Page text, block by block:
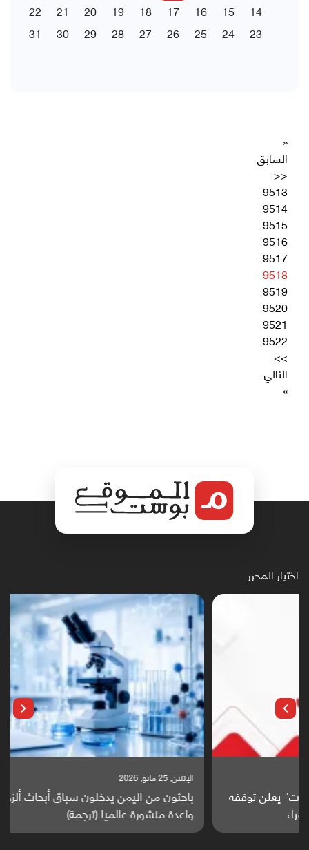
14
15
16
17
18
19
20
21
22
23
24
25
26
27
28
29
30
31
«
السابق
<<
9513
9514
9515
9516
9517
9518
9519
9520
9521
9522
>>
التالي
»
اختيار المحرر
باحثون من اليمن يدخلون سباق أبحاث ألزهايمر بدراسة
واعدة منشورة عالميا (ترجمة)